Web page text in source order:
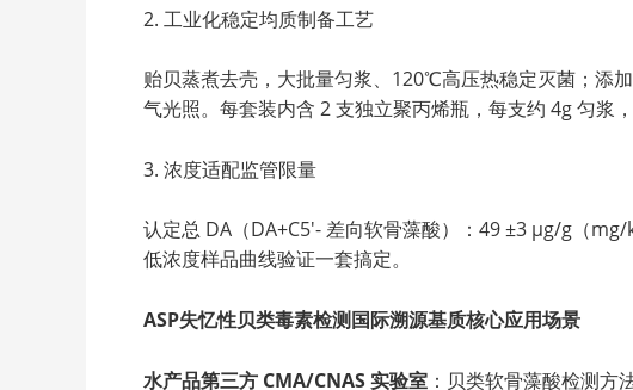
2. 工业化稳定均质制备工艺
贻贝蒸煮去壳，大批量匀浆、120℃高压热稳定灭菌；添
气光照。每套装内含 2 支独立聚丙烯瓶，每支约 4g 匀浆，
3. 浓度适配监管限量
认定总 DA（DA+C5′- 差向软骨藻酸）：49 ±3 μg/g（
低浓度样品曲线验证一套搞定。
ASP失忆性贝类毒素检测国际溯源基质核心应用场景
水产品第三方 CMA/CNAS 实验室 ：贝类软骨藻酸检测